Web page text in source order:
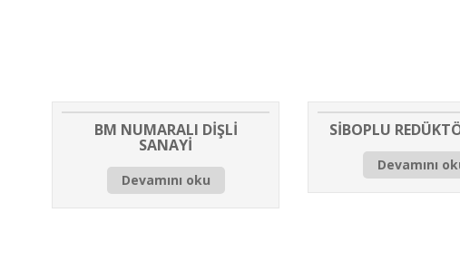
BM NUMARALI DİŞLİ
SANAYİ
Devamını oku
SİBOPLU
Devamını